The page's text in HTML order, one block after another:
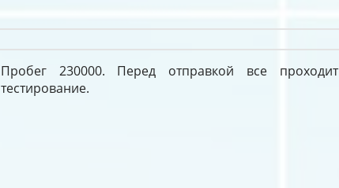
Пробег 230000. Перед отправкой все проходит
тестирование.